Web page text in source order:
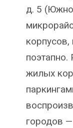
д. 5
корпусов,
жилых
городов